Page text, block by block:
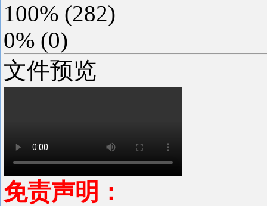
100% (282)
0% (0)
文件预览
免责声明：